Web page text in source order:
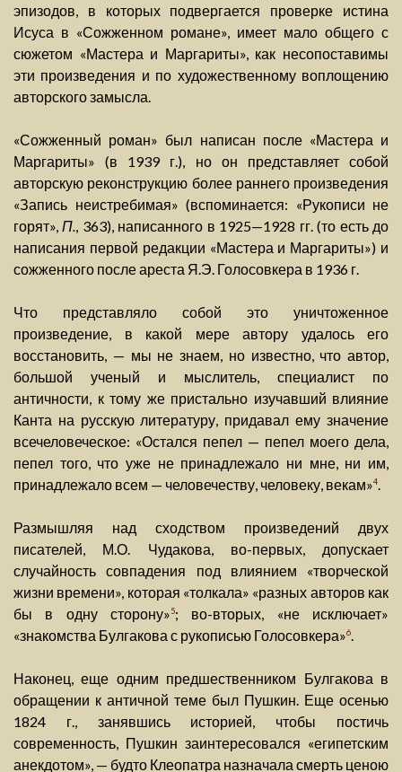
эпизодов, в которых подвергается проверке истина
Исуса в «Сожженном романе», имеет мало общего с
сюжетом «Мастера и Маргариты», как несопоставимы
эти произведения и по художественному воплощению
авторского замысла.
«Сожженный роман» был написан после «Мастера и
Маргариты» (в 1939 г.), но он представляет собой
авторскую реконструкцию более раннего произведения
«Запись неистребимая» (вспоминается: «Рукописи не
горят»,П., 363), написанного в 1925—1928 гг. (то есть до
написания первой редакции «Мастера и Маргариты») и
сожженного после ареста Я.Э. Голосовкера в 1936 г.
Что представляло собой это уничтоженное
произведение, в какой мере автору удалось его
восстановить, — мы не знаем, но известно, что автор,
большой ученый и мыслитель, специалист по
античности, к тому же пристально изучавший влияние
Канта на русскую литературу, придавал ему значение
всечеловеческое: «Остался пепел — пепел моего дела,
пепел того, что уже не принадлежало ни мне, ни им,
принадлежало всем — человечеству, человеку, векам»4.
Размышляя над сходством произведений двух
писателей, М.О. Чудакова, во-первых, допускает
случайность совпадения под влиянием «творческой
жизни времени», которая «толкала» «разных авторов как
бы в одну сторону»5; во-вторых, «не исключает»
«знакомства Булгакова с рукописью Голосовкера»6.
Наконец, еще одним предшественником Булгакова в
обращении к античной теме был Пушкин. Еще осенью
1824 г., занявшись историей, чтобы постичь
современность, Пушкин заинтересовался «египетским
анекдотом», — будто Клеопатра назначала смерть ценою